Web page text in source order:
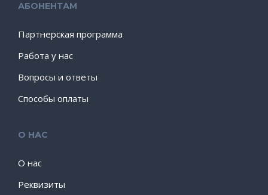
АБОНЕНТАМ
Партнерская программа
Работа у нас
Вопросы и ответы
Способы оплаты
О НАС
О нас
Реквизиты